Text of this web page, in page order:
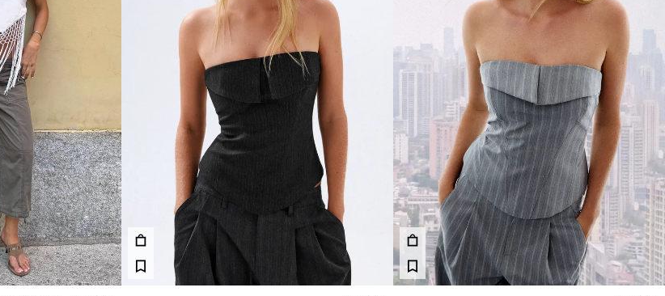
المقاس
70 AED
169 AED
بخصم
جديد
عرض أحدث المنتجات